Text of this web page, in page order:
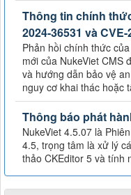
Thông tin chính
2024-36531 và
Phản hồi chính thức
mới của NukeViet CMS
và hướng dẫn bảo vệ
nguy cơ khai thác hoặc
Thông báo phát
NukeViet 4.5.07 là
4.5, trọng tâm là xử lý
thảo CKEditor 5 và tính